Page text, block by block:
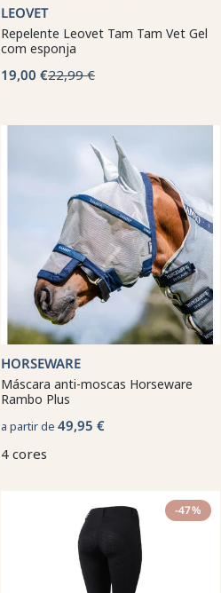
LEOVET
Repelente Leovet Tam Tam Vet Gel
com esponja
19,00 €22,99 €
HORSEWARE
Máscara anti-moscas Horseware
Rambo Plus
a partir de 49,95 €
4 cores
-47%